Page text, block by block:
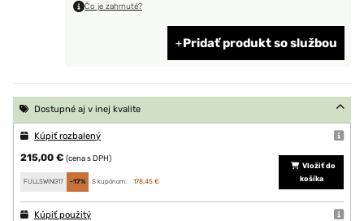
Čo je zahrnuté?
Pridať produkt so službou
Dostupné aj v inej kvalite
Kúpiť rozbalený
215,00 € (cena s DPH)
FULLSWING17 -17% S kupónom: 178,45 €
Vložiť do
košíka
Kúpiť použitý